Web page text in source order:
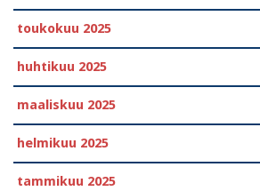
toukokuu 2025
huhtikuu 2025
maaliskuu 2025
helmikuu 2025
tammikuu 2025